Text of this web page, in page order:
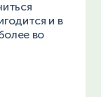
и в
во